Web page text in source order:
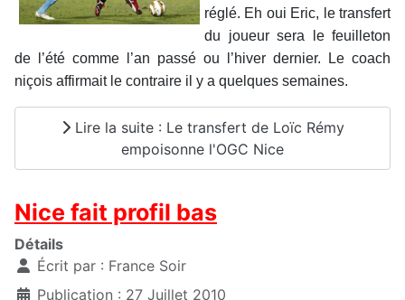
réglé. Eh oui Eric, le transfert
du joueur sera le feuilleton
de l’été comme l’an passé ou l’hiver dernier. Le coach
niçois affirmait le contraire il y a quelques semaines.
Lire la suite : Le transfert de Loïc Rémy
empoisonne l'OGC Nice
Nice fait profil bas
Détails
Écrit par : France Soir
Publication : 27 Juillet 2010